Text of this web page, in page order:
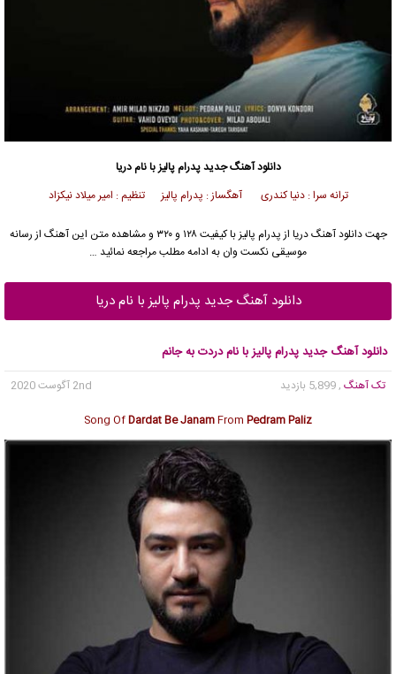
دانلود آهنگ جدیدپدرام پالیزبا نام دریا
ترانه سرا : دنیا کندری آهگساز : پدرام پالیز تنظیم : امیر میلاد نیکزاد
جهت دانلود آهنگ دریا از پدرام پالیز
با کیفیت ۱۲۸ و ۳۲۰ و مشاهده متن این آهنگ از رسانه
موسیقی نکست وان به ادامه مطلب مراجعه نمائید …
دانلود آهنگ جدید پدرام پالیز با نام دریا
دانلود آهنگ جدید پدرام پالیز با نام دردت به جانم
تک آهنگ , 5,899 بازدید
2nd آگوست 2020
Song OfDardat Be JanamFrom Pedram Paliz